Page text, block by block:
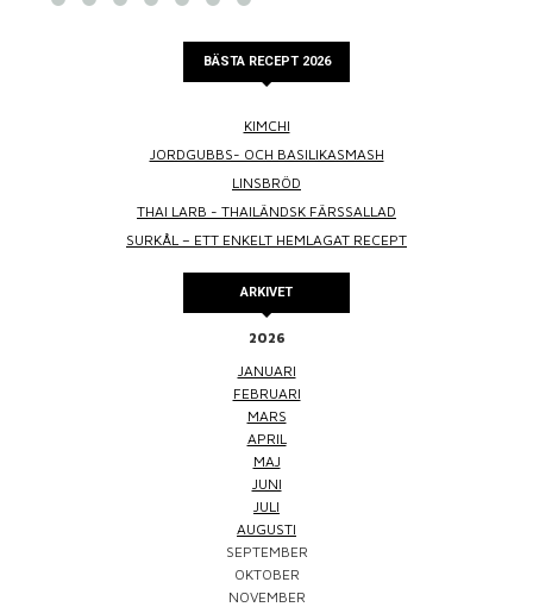
BÄSTA RECEPT 2026
KIMCHI
JORDGUBBS- OCH BASILIKASMASH
LINSBRÖD
THAI LARB - THAILÄNDSK FÄRSSALLAD
SURKÅL – ETT ENKELT HEMLAGAT RECEPT
ARKIVET
2026
JANUARI
FEBRUARI
MARS
APRIL
MAJ
JUNI
JULI
AUGUSTI
SEPTEMBER
OKTOBER
NOVEMBER